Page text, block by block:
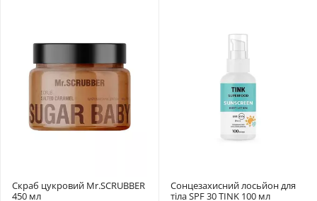
Скраб цукровий Mr.SCRUBBER
450 мл
Сонцезахисний лосьйон для